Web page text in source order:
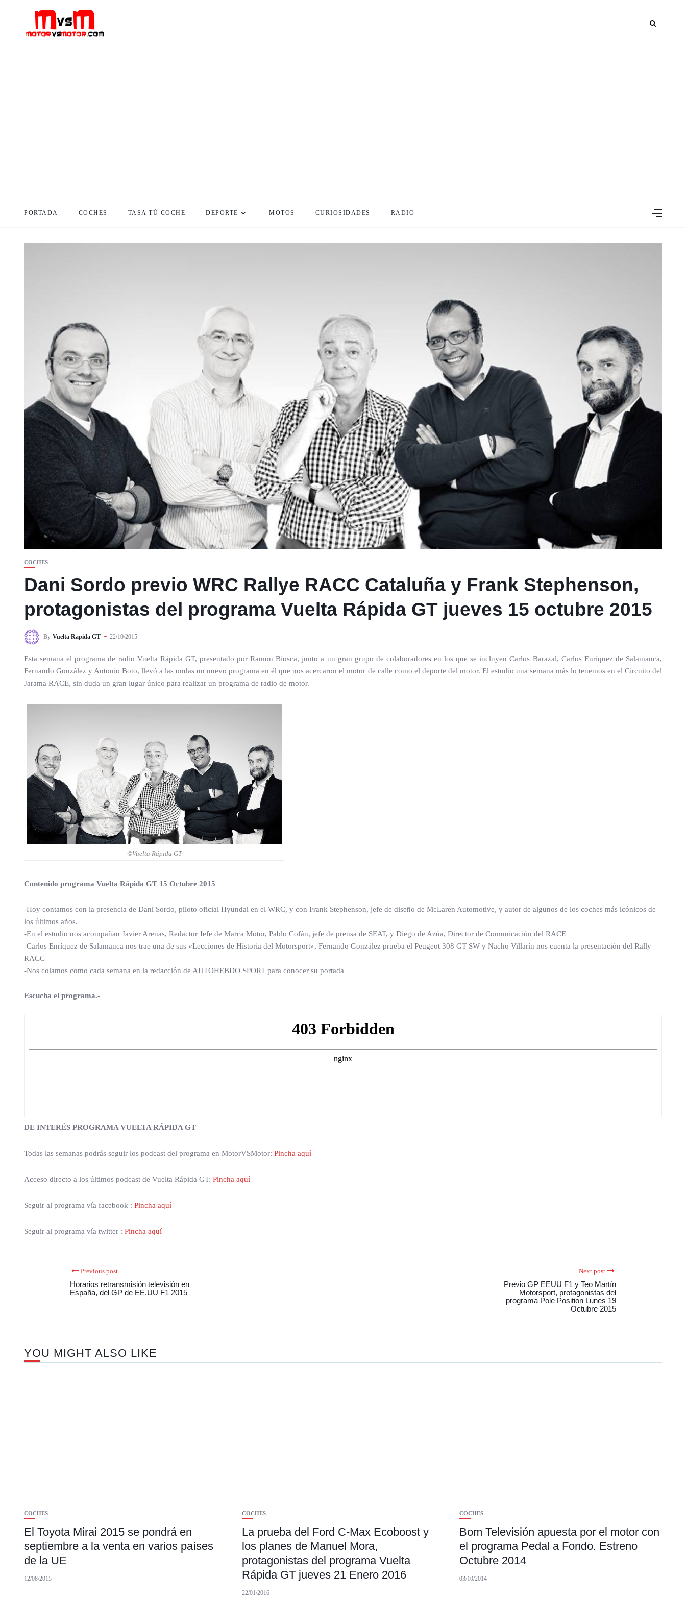
PORTADA COCHES TASA TÚ COCHE DEPORTE MOTOS CURIOSIDADES RADIO
COCHES
Dani Sordo previo WRC Rallye RACC Cataluña y Frank Stephenson,
protagonistas del programa Vuelta Rápida GT jueves 15 octubre 2015
By Vuelta Rapida GT 22/10/2015
Esta semana el programa de radio Vuelta Rápida GT, presentado por Ramon Biosca, junto a un gran grupo de colaboradores en los que se incluyen Carlos Barazal, Carlos Enríquez de Salamanca,
Fernando González y Antonio Boto, llevó a las ondas un nuevo programa en él que nos acercaron el motor de calle como el deporte del motor. El estudio una semana más lo tenemos en el Circuito del
Jarama RACE, sin duda un gran lugar único para realizar un programa de radio de motor.
©Vuelta Rápida GT
Contenido programa Vuelta Rápida GT 15 Octubre 2015
-Hoy contamos con la presencia de Dani Sordo, piloto oficial Hyundai en el WRC, y con Frank Stephenson, jefe de diseño de McLaren Automotive, y autor de algunos de los coches más icónicos de
los últimos años.
-En el estudio nos acompañan Javier Arenas, Redactor Jefe de Marca Motor, Pablo Cofán, jefe de prensa de SEAT, y Diego de Azúa, Director de Comunicación del RACE
-Carlos Enríquez de Salamanca nos trae una de sus «Lecciones de Historia del Motorsport», Fernando González prueba el Peugeot 308 GT SW y Nacho Villarín nos cuenta la presentación del Rally
RACC
-Nos colamos como cada semana en la redacción de AUTOHEBDO SPORT para conocer su portada
Escucha el programa.-
DE INTERÉS PROGRAMA VUELTA RÁPIDA GT
Todas las semanas podrás seguir los podcast del programa en MotorVSMotor: Pincha aquí
Acceso directo a los últimos podcast de Vuelta Rápida GT: Pincha aquí
Seguir al programa vía facebook : Pincha aquí
Seguir al programa vía twitter : Pincha aquí
Previous post
Horarios retransmisión televisión en
España, del GP de EE.UU F1 2015
Next post
Previo GP EEUU F1 y Teo Martín
Motorsport, protagonistas del
programa Pole Position Lunes 19
Octubre 2015
YOU MIGHT ALSO LIKE
COCHES
El Toyota Mirai 2015 se pondrá en
septiembre a la venta en varios países
de la UE
12/08/2015
COCHES
La prueba del Ford C-Max Ecoboost y
los planes de Manuel Mora,
protagonistas del programa Vuelta
Rápida GT jueves 21 Enero 2016
22/01/2016
COCHES
Bom Televisión apuesta por el motor con
el programa Pedal a Fondo. Estreno
Octubre 2014
03/10/2014